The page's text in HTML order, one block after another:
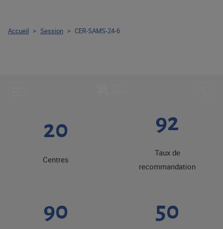
20
Centres
92
Taux de
recommandation
90 50
Accueil > Session > CER-SAMS-24-6